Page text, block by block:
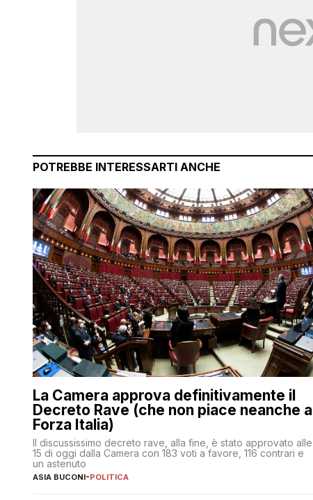
POTREBBE INTERESSARTI ANCHE
La Camera approva definitivamente il
Decreto Rave (che non piace neanche a
Forza Italia)
Il discussissimo decreto rave, alla fine, è stato approvato alle
15 di oggi dalla Camera con 183 voti a favore, 116 contrari e
un astenuto
ASIA BUCONI-POLITICA